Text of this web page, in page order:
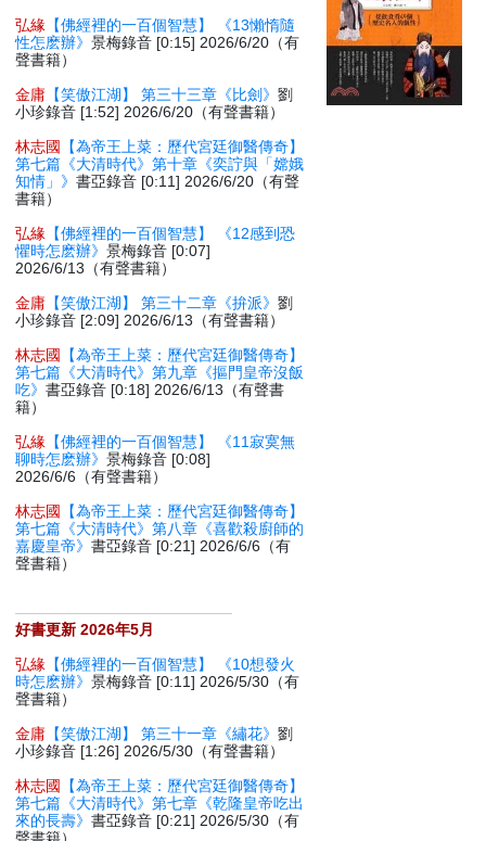
弘緣 【佛經裡的一百個智慧】 《13懶惰隨
性怎麽辦》景梅錄音 [0:15] 2026/6/20（有
聲書籍）
金庸 【笑傲江湖】 第三十三章《比劍》劉
小珍錄音 [1:52] 2026/6/20（有聲書籍）
林志國
【為帝王上菜：歷代宮廷御醫傳奇】
第七篇《大清時代》第十章《奕詝與「嫦娥
知情」》書亞錄音 [0:11] 2026/6/20（有聲
書籍）
弘緣 【佛經裡的一百個智慧】 《12感到恐
懼時怎麽辦》景梅錄音 [0:07]
2026/6/13（有聲書籍）
金庸 【笑傲江湖】 第三十二章《拚派》劉
小珍錄音 [2:09] 2026/6/13（有聲書籍）
林志國
【為帝王上菜：歷代宮廷御醫傳奇】
第七篇《大清時代》第九章《摳門皇帝沒飯
吃》書亞錄音 [0:18] 2026/6/13（有聲書
籍）
弘緣 【佛經裡的一百個智慧】 《11寂寞無
聊時怎麽辦》景梅錄音 [0:08]
2026/6/6（有聲書籍）
林志國
【為帝王上菜：歷代宮廷御醫傳奇】
第七篇《大清時代》第八章《喜歡殺廚師的
嘉慶皇帝》書亞錄音 [0:21] 2026/6/6（有
聲書籍）
好書更新 2026年5月
弘緣 【佛經裡的一百個智慧】 《10想發火
時怎麽辦》景梅錄音 [0:11] 2026/5/30（有
聲書籍）
金庸 【笑傲江湖】 第三十一章《繡花》劉
小珍錄音 [1:26] 2026/5/30（有聲書籍）
林志國
【為帝王上菜：歷代宮廷御醫傳奇】
第七篇《大清時代》第七章《乾隆皇帝吃出
來的長壽》書亞錄音 [0:21] 2026/5/30（有